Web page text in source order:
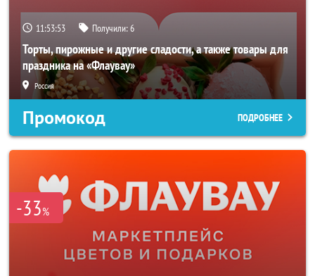
11:53:53 Получили:6
Торты, пирожные и другие сладости, а также товары для
праздника на «Флаувау»
Россия
Промокод ПОДРОБНЕЕ
-33%